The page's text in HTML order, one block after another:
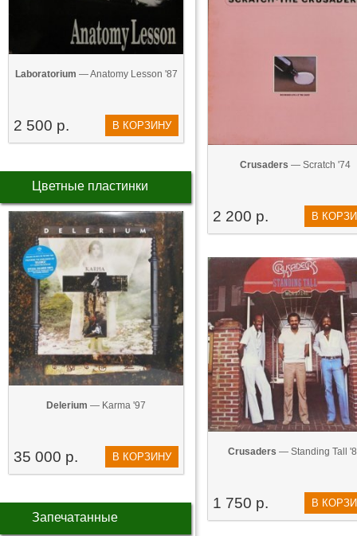
Laboratorium — Anatomy Lesson '87
2 500 р. В КОРЗИНУ
Цветные пластинки
Delerium — Karma '97
35 000 р. В КОРЗИНУ
Запечатанные
Crusaders — Scratch '74
2 200 р. В
Crusaders — Standing Tall
1 750 р. В